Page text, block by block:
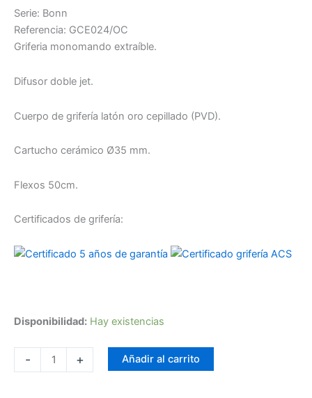
Serie: Bonn
Referencia: GCE024/OC
Griferia monomando extraíble.
Difusor doble jet.
Cuerpo de grifería latón oro cepillado (PVD).
Cartucho cerámico Ø35 mm.
Flexos 50cm.
Certificados de grifería:
Disponibilidad: Hay existencias
- + Añadir al carrito